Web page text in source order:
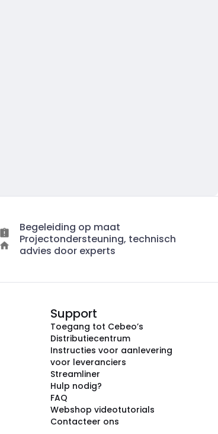
Begeleiding op maat
Projectondersteuning, technisch
advies door experts
Support
Toegang tot Cebeo’s
Distributiecentrum
Instructies voor aanlevering
voor leveranciers
Streamliner
Hulp nodig?
FAQ
Webshop videotutorials
Contacteer ons